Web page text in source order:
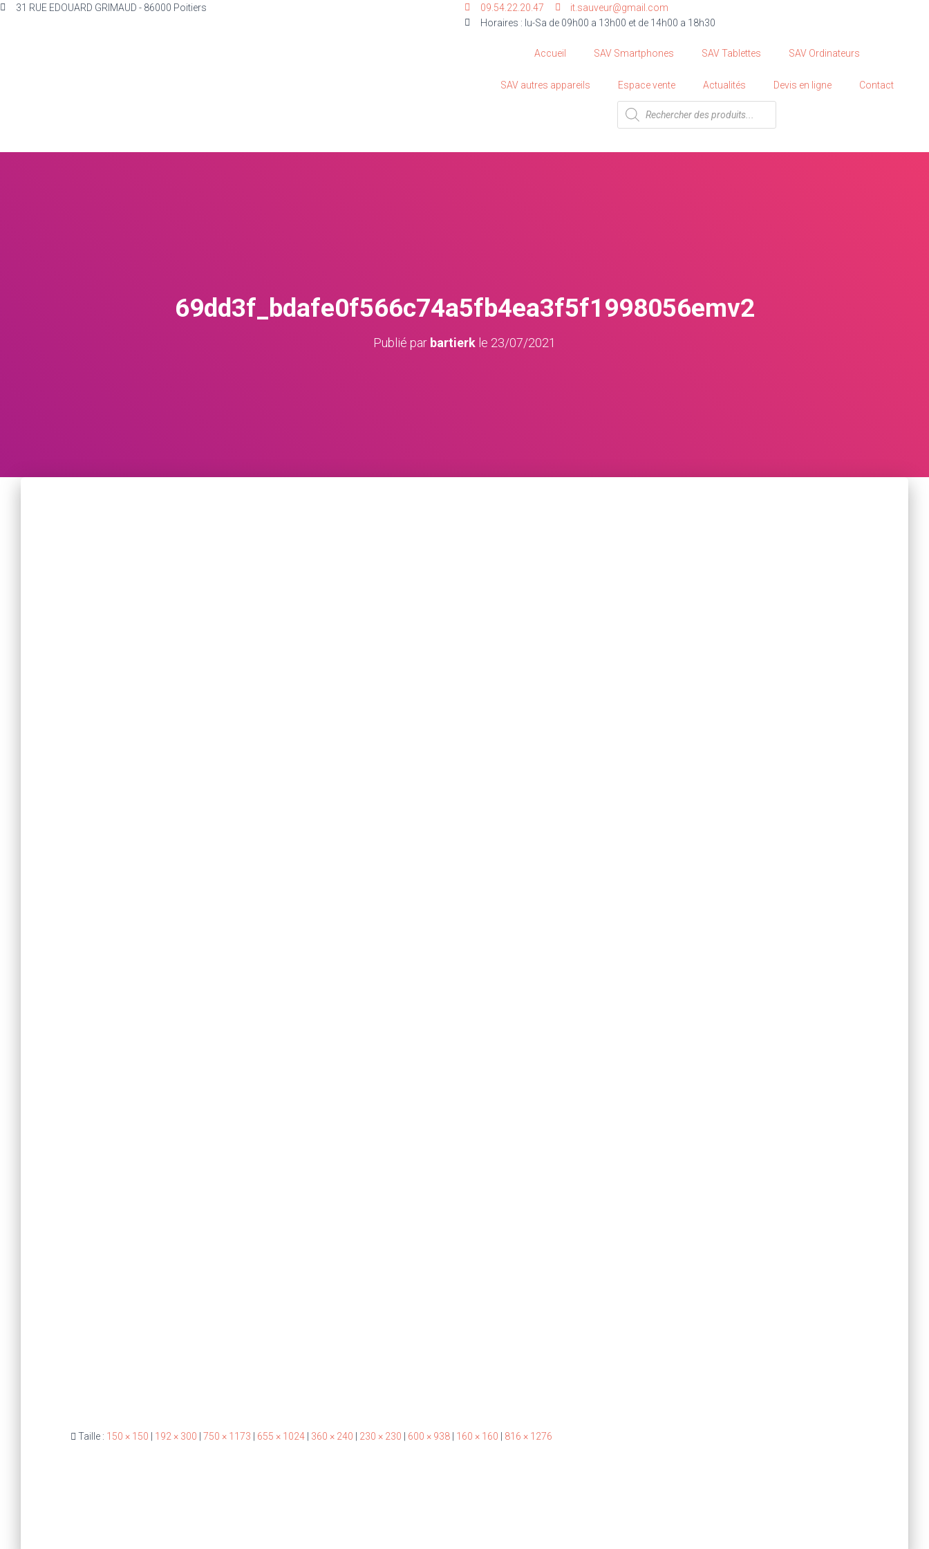
31 RUE EDOUARD GRIMAUD - 86000 Poitiers 09.54.22.20.47
it.sauveur@gmail.com
Horaires : lu-Sa de 09h00 a 13h00 et de 14h00 a 18h30
Accueil SAV Smartphones SAV Tablettes SAV Ordinateurs
SAV autres appareils Espace vente Actualités Devis en ligne Contact
69dd3f_bdafe0f566c74a5fb4ea3f5f1998056emv2
Publié par bartierk le 23/07/2021
Taille : 150 × 150 192 × 300 750 × 1173 655 × 1024 360 × 240 230 × 230 600 × 938 160 × 160 816 × 1276